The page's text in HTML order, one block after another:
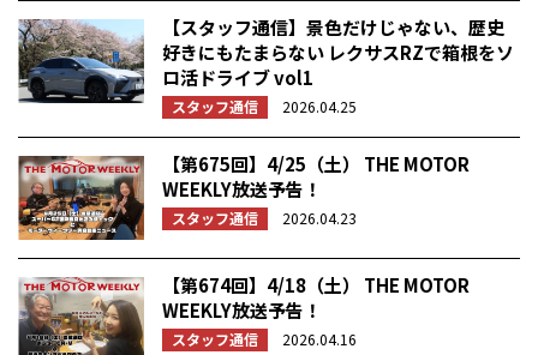
【スタッフ通信】景色だけじゃない、歴史
好きにもたまらない レクサスRZで箱根をソ
ロ活ドライブ vol1
スタッフ通信 2026.04.25
【第675回】4/25（土） THE MOTOR
WEEKLY放送予告！
スタッフ通信 2026.04.23
【第674回】4/18（土） THE MOTOR
WEEKLY放送予告！
スタッフ通信 2026.04.16